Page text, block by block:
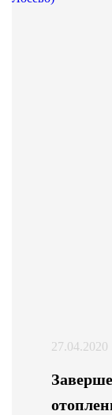
27.04.2020